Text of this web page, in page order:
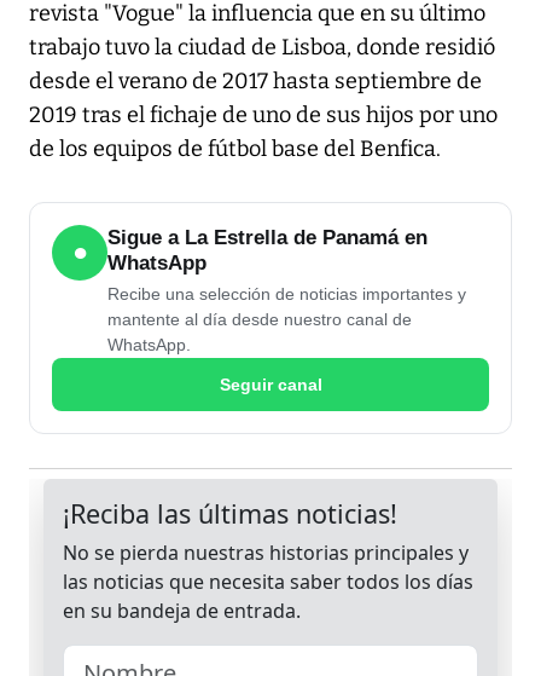
revista "Vogue" la influencia que en su último
trabajo tuvo la ciudad de Lisboa, donde residió
desde el verano de 2017 hasta septiembre de
2019 tras el fichaje de uno de sus hijos por uno
de los equipos de fútbol base del Benfica.
●
Sigue a La Estrella de Panamá en
WhatsApp
Recibe una selección de noticias importantes y
mantente al día desde nuestro canal de
WhatsApp.
Seguir canal